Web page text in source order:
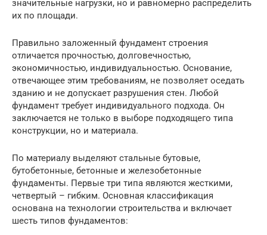
значительные нагрузки, но и равномерно распределить
их по площади.
Правильно заложенный фундамент строения
отличается прочностью, долговечностью,
экономичностью, индивидуальностью. Основание,
отвечающее этим требованиям, не позволяет оседать
зданию и не допускает разрушения стен. Любой
фундамент требует индивидуального подхода. Он
заключается не только в выборе подходящего типа
конструкции, но и материала.
По материалу выделяют стальные бутовые,
бутобетонные, бетонные и железобетонные
фундаменты. Первые три типа являются жесткими,
четвертый – гибким. Основная классификация
основана на технологии строительства и включает
шесть типов фундаментов: